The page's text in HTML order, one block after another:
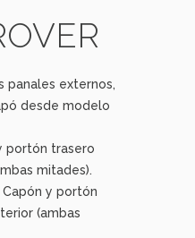
panales externos,
desde modelo
portón trasero
mitades).
Capón y portón
(ambas